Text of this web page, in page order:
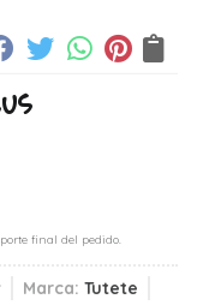
final del pedido.
Marca: Tutete